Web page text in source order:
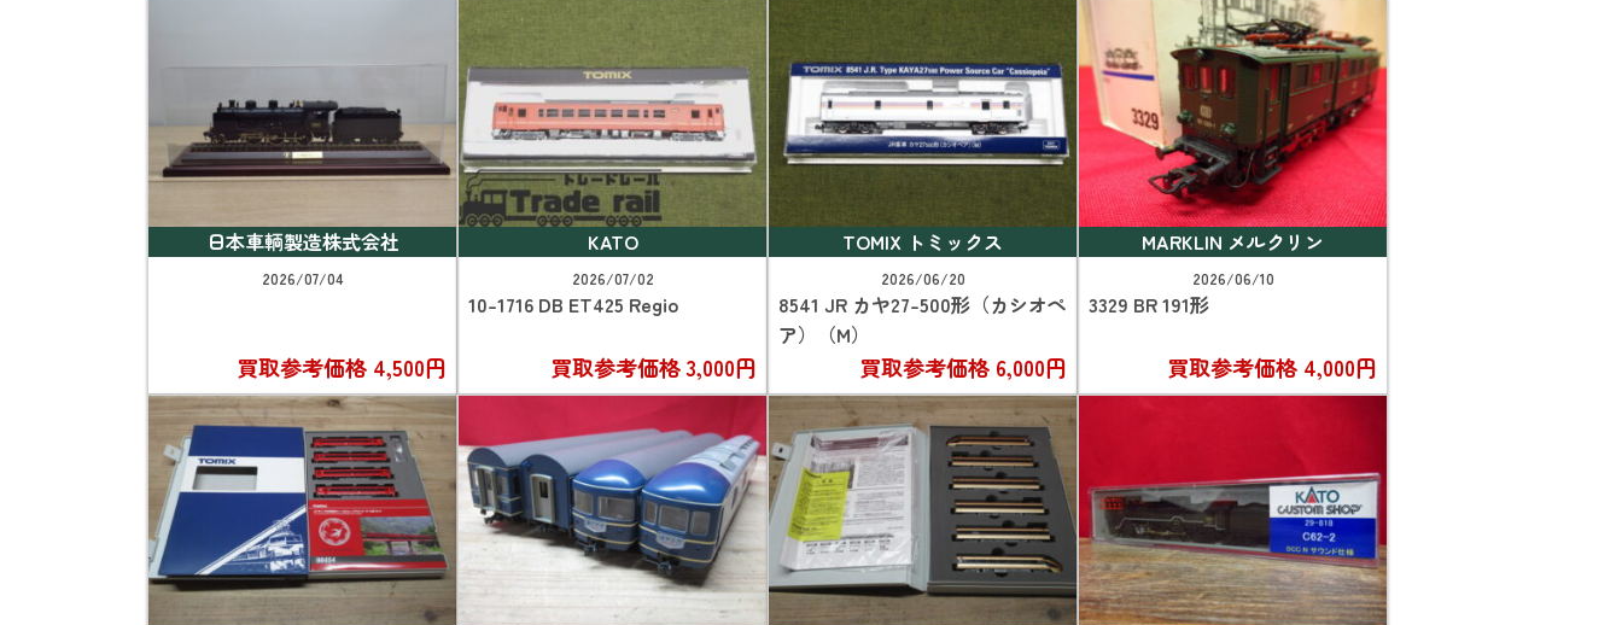
日本車輌製造株式会社
2026/07/04
買取参考価格 4,500円
KATO
2026/07/02
10-1716 DB ET425 Regio
買取参考価格3,000円
TOMIX トミックス
2026/06/20
8541 JR カヤ27-500形（カシオペ
ア）（M）
買取参考価格 6,000円
MARKLIN メルクリン
2026/06/10
3329 BR 191形
買取参考価格 4,000円